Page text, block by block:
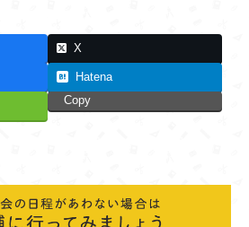
X
Hatena
Copy